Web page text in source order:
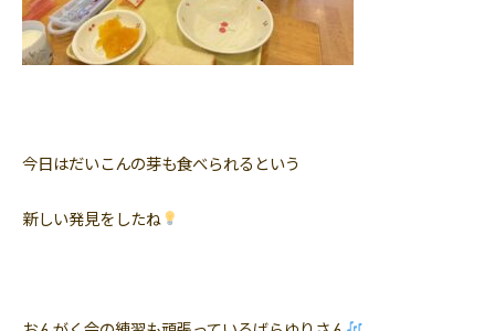
今日はだいこんの芽も食べられるという
新しい発見をしたね